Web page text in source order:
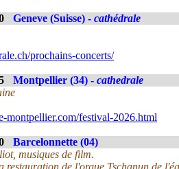
Geneve (Suisse) - cathédrale
prochains-concerts/
Montpellier (34) - cathedrale
montpellier.com/festival-2026.html
Barcelonnette (04)
musiques de film.
restauration de l'orgue Tschanun de